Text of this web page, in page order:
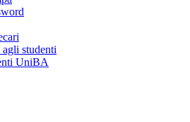
studenti
UniBA